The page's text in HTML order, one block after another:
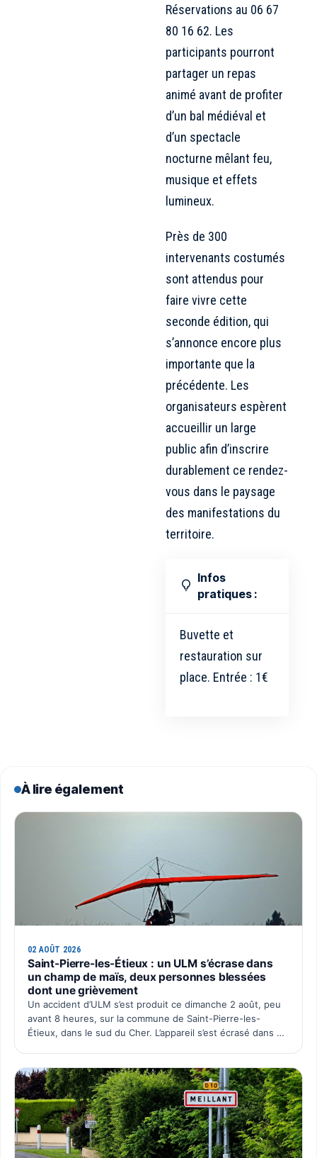
Réservations au 06 67
80 16 62. Les
participants pourront
partager un repas
animé avant de profiter
d’un bal médiéval et
d’un spectacle
nocturne mêlant feu,
musique et effets
lumineux.
Près de 300
intervenants costumés
sont attendus pour
faire vivre cette
seconde édition, qui
s’annonce encore plus
importante que la
précédente. Les
organisateurs espèrent
accueillir un large
public afin d’inscrire
durablement ce rendez-
vous dans le paysage
des manifestations du
territoire.
Infos
pratiques :
Buvette et
restauration sur
place. Entrée : 1€
À lire également
02 AOÛT 2026
Saint-Pierre-les-Étieux : un ULM s’écrase dans
un champ de maïs, deux personnes blessées
dont une grièvement
Un accident d’ULM s’est produit ce dimanche 2 août, peu
avant 8 heures, sur la commune de Saint-Pierre-les-
Étieux, dans le sud du Cher. L’appareil s’est écrasé dans un